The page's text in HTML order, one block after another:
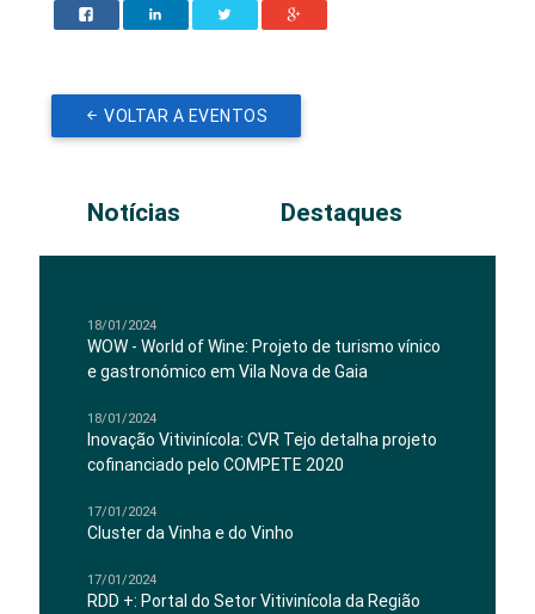
VOLTAR A EVENTOS
Notícias Destaques
18/01/2024
WOW - World of Wine: Projeto de turismo vínico
e gastronómico em Vila Nova de Gaia
18/01/2024
Inovação Vitivinícola: CVR Tejo detalha projeto
cofinanciado pelo COMPETE 2020
17/01/2024
Cluster da Vinha e do Vinho
17/01/2024
RDD +: Portal do Setor Vitivinícola da Região